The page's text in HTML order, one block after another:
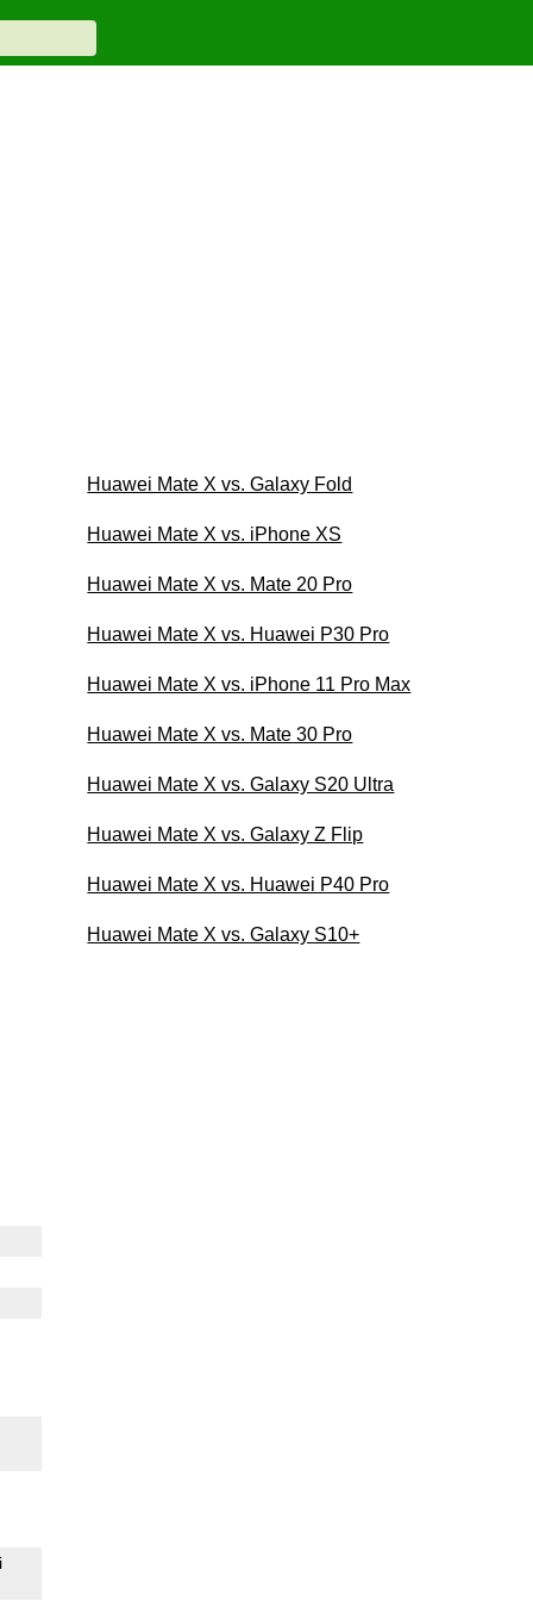
Huawei Mate X vs. Galaxy Fold
Huawei Mate X vs. iPhone XS
Huawei Mate X vs. Mate 20 Pro
Huawei Mate X vs. Huawei P30 Pro
Huawei Mate X vs. iPhone 11 Pro Max
Huawei Mate X vs. Mate 30 Pro
Huawei Mate X vs. Galaxy S20 Ultra
Huawei Mate X vs. Galaxy Z Flip
Huawei Mate X vs. Huawei P40 Pro
Huawei Mate X vs. Galaxy S10+